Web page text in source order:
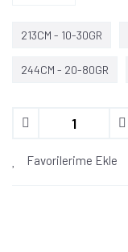
213CM - 10-30GR
244CM - 20-80GR
Favorilerime Ekle